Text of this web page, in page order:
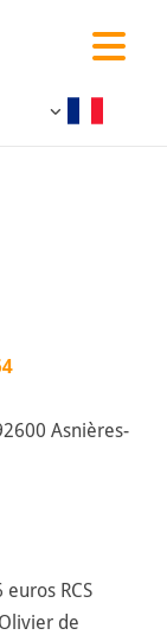
Asnières-
RCS
de